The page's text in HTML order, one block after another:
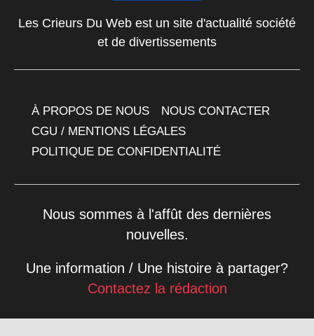
Les Crieurs Du Web est un site d'actualité société
et de divertissements
À PROPOS DE NOUS
NOUS CONTACTER
CGU / MENTIONS LÉGALES
POLITIQUE DE CONFIDENTIALITÉ
Nous sommes à l'affût des dernières
nouvelles.
Une information / Une histoire à partager?
Contactez la rédaction